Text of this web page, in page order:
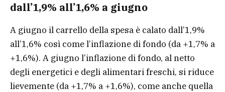
dall’1,9% all’1,6% a giugno
A giugno il carrello della spesa è calato dall’1,9%
all’1,6% così come l’inflazione di fondo (da +1,7% a
+1,6%). A giugno l’inflazione di fondo, al netto
degli energetici e degli alimentari freschi, si riduce
lievemente (da +1,7% a +1,6%), come anche quella